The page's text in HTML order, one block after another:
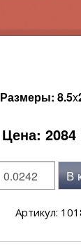
Размеры: 8.5x
Цена: 2084
В
Артикул: